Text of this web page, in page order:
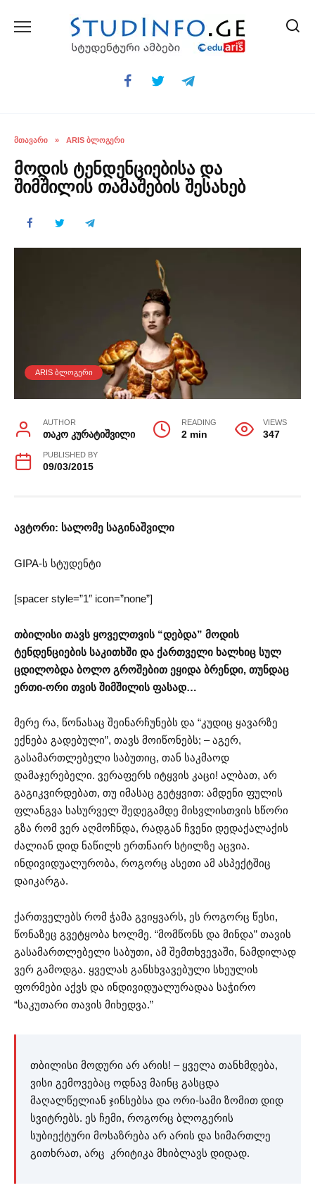
ᲛᲗᲐᲕᲐᲠᲘ » ARIS ᲑᲚᲝᲒᲔᲠᲘ
მოდის ტენდენციებისა და
შიმშილის თამაშების შესახებ
ARIS ᲑᲚᲝᲒᲔᲠᲘ
AUTHOR
თაკო კურატიშვილი
READING
2 min
VIEWS
347
PUBLISHED BY
09/03/2015
ავტორი: სალომე საგინაშვილი
GIPA-ს სტუდენტი
[spacer style=”1″ icon=”none”]
თბილისი თავს ყოველთვის “დებდა” მოდის
ტენდენციების საკითხში და ქართველი ხალხიც სულ
ცდილობდა ბოლო გროშებით ეყიდა ბრენდი, თუნდაც
ერთი-ორი თვის შიმშილის ფასად…
მერე რა, წონასაც შეინარჩუნებს და “კუდიც ყავარზე
ექნება გადებული”, თავს მოიწონებს; – აგერ,
გასამართლებელი საბუთიც, თან საკმაოდ
დამაჯერებელი. ვერაფერს იტყვის კაცი! ალბათ, არ
გაგიკვირდებათ, თუ იმასაც გეტყვით: ამდენი ფულის
ფლანგვა სასურველ შედეგამდე მისვლისთვის სწორი
გზა რომ ვერ აღმოჩნდა, რადგან ჩვენი დედაქალაქის
ძალიან დიდ ნაწილს ერთნაირ სტილზე აცვია.
ინდივიდუალურობა, როგორც ასეთი ამ ასპექტშიც
დაიკარგა.
ქართველებს რომ ჭამა გვიყვარს, ეს როგორც წესი,
წონაზეც გვეტყობა ხოლმე. “მომწონს და მინდა” თავის
გასამართლებელი საბუთი, ამ შემთხვევაში, ნამდილად
ვერ გამოდგა. ყველას განსხვავებული სხეულის
ფორმები აქვს და ინდივიდუალურადაა საჭირო
“საკუთარი თავის მიხედვა.”
თბილისი მოდური არ არის! – ყველა თანხმდება,
ვისი გემოვებაც ოდნავ მაინც გასცდა
მაღალწელიან ჯინსებსა და ორი-სამი ზომით დიდ
სვიტრებს. ეს ჩემი, როგორც ბლოგერის
სუბიექტური მოსაზრება არ არის და სიმართლე
გითხრათ, არც კრიტიკა მხიბლავს დიდად.